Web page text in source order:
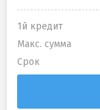
1й кредит
Макс. сумма
Срок